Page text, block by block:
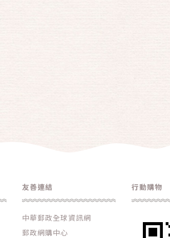
友善連結
中華郵政全球資訊網
郵政網購中心
行動購物